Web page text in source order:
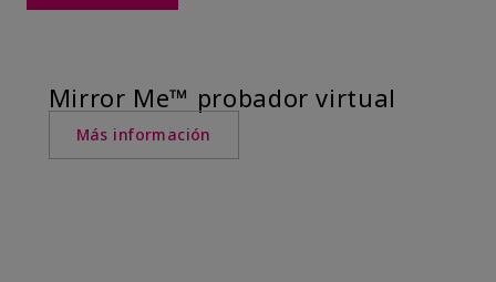
Mirror Me™ probador virtual
Más información